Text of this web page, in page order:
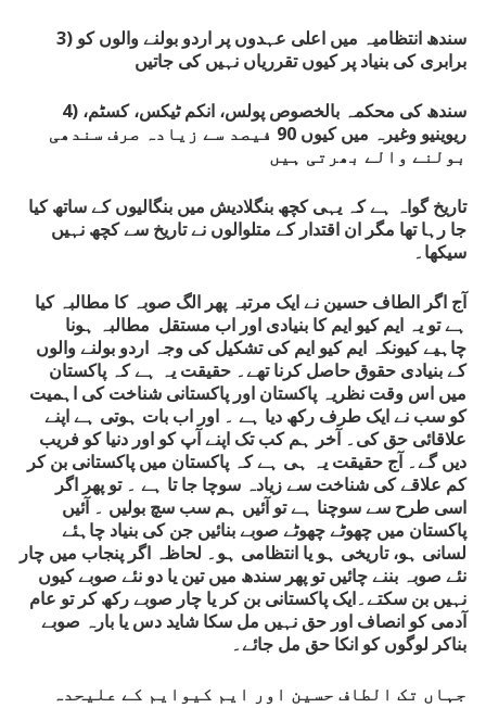
3) سندھ انتظامیہ میں اعلی عہدوں پر اردو بولنے والوں کو
برابری کی بنیاد پر کیوں تقرریاں نہیں کی جاتیں
4) سندھ کی محکمہ بالخصوص پولس، انکم ٹیکس، کسٹم،
ریوینیو وغیرہ میں کیوں 90 فیصد سے زیادہ صرف سندھی
بولنے والے بھرتی ہیں
تاریخ گواہ ہے کہ یہی کچھ بنگلادیش میں بنگالیوں کے ساتھ کیا
جا رہا تھا مگر ان اقتدار کے متلوالوں نے تاریخ سے کچھ نہیں
سیکھا۔
آج اگر الطاف حسین نے ایک مرتبہ پھر الگ صوبہ کا مطالبہ کیا
ہے تو یہ ایم کیو ایم کا بنیادی اور اب مستقل مطالبہ ہونا
چاہیے کیونکہ ایم کیو ایم کی تشکیل کی وجہ اردو بولنے والوں
کے بنیادی حقوق حاصل کرنا تھے۔ حقیقت یہ ہے کہ پاکستان
میں اس وقت نظریہ پاکستان اور پاکستانی شناخت کی اہمیت
کو سب نے ایک طرف رکھ دیا ہے ۔ اور اب بات ہوتی ہے اپنے
علاقائی حق کی۔ آخر ہم کب تک اپنے آپ کو اور دنیا کو فریب
دیں گے۔ آج حقیقت یہ ہی ہے کہ پاکستان میں پاکستانی بن کر
کم علاقے کی شناخت سے زیادہ سوچا جا تا ہے ۔ تو پھر اگر
اسی طرح سے سوچنا ہے تو آئیں ہم سب سچ بولیں ۔ آئیں
پاکستان میں چھوٹے چھوٹے صوبے بنائیں جن کی بنیاد چاہئے
لسانی ہو، تاریخی ہو یا انتظامی ہو۔ لحاظہ اگر پنجاب میں چار
نئے صوبہ بننے چائیں تو پھر سندھ میں تین یا دو نئے صوبے کیوں
نہیں بن سکتے۔ایک پاکستانی بن کر یا چار صوبے رکھ کر تو عام
آدمی کو انصاف اور حق نہیں مل سکا شاید دس یا بارہ صوبے
بناکر لوگوں کو انکا حق مل جائے۔
جہاں تک الطاف حسین اور ایم کیوایم کے علیحدہ